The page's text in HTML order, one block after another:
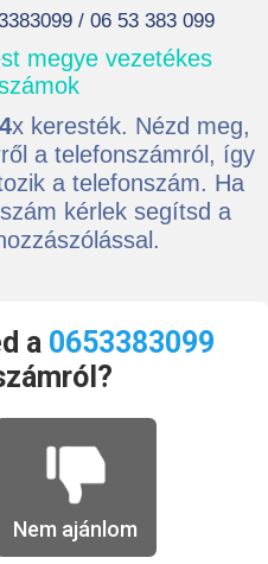
/ 06 53 383 099
megye vezetékes
x keresték. Nézd meg,
a telefonszámról, így
a telefonszám. Ha
kérlek segítsd a
a 0653383099
Nem ajánlom